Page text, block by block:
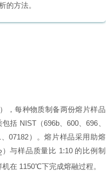
的方法。
，每种物质制备两份熔片样品
括 NIST（696b、600、696、
07182）。熔片样品采用 助熔
）与样品质量比 1:10 的比例制
在 1150℃下完成熔融过程。